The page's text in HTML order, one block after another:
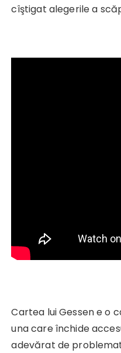
cîştigat alegerile a
Cartea lui Gessen e o
una care închide
adevărat de